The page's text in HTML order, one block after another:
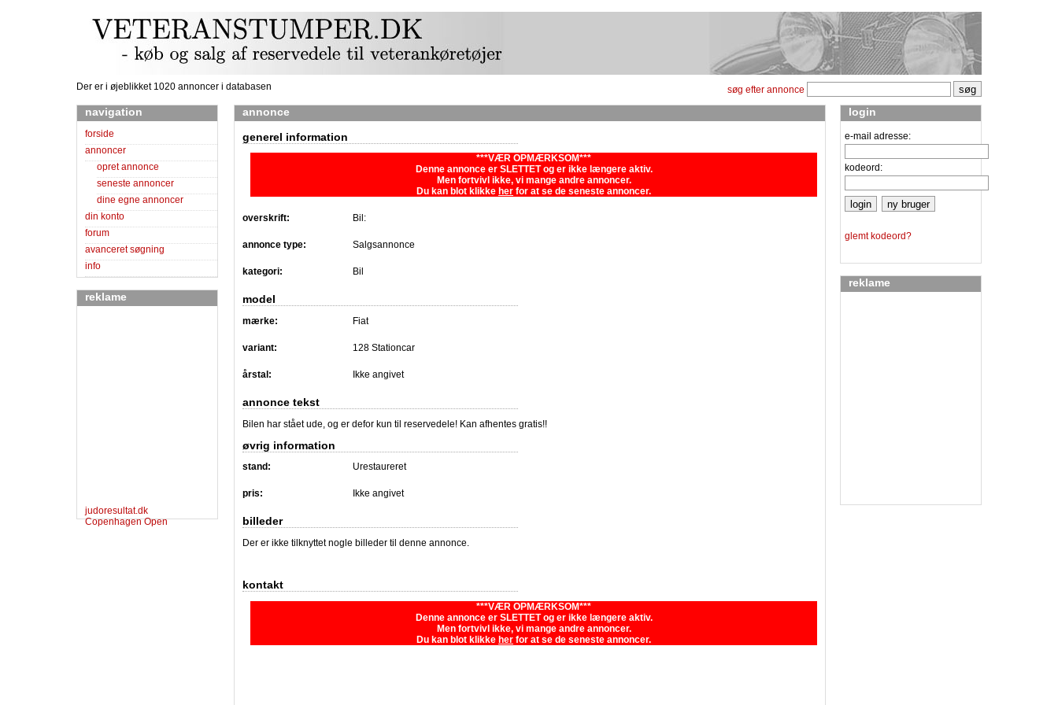
Der er i øjeblikket 1020 annoncer i databasen søg efter annonce
navigation
forside
annoncer
opret annonce
seneste annoncer
dine egne annoncer
din konto
forum
avanceret søgning
info
reklame
judoresultat.dk
Copenhagen Open
login
e-mail adresse:
kodeord:
glemt kodeord?
reklame
annonce
generel information
***VÆR OPMÆRKSOM***
Denne annonce er SLETTET og er ikke længere aktiv.
Men fortvivl ikke, vi mange andre annoncer.
Du kan blot klikke her for at se de seneste annoncer.
overskrift: Bil:
annonce type: Salgsannonce
kategori: Bil
model
mærke: Fiat
variant: 128 Stationcar
årstal: Ikke angivet
annonce tekst
Bilen har stået ude, og er defor kun til reservedele! Kan afhentes gratis!!
øvrig information
stand: Urestaureret
pris: Ikke angivet
billeder
Der er ikke tilknyttet nogle billeder til denne annonce.
kontakt
***VÆR OPMÆRKSOM***
Denne annonce er SLETTET og er ikke længere aktiv.
Men fortvivl ikke, vi mange andre annoncer.
Du kan blot klikke her for at se de seneste annoncer.